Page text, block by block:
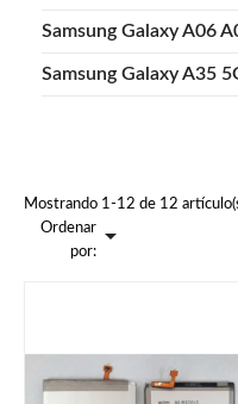
Samsung Galaxy A06
Samsung Galaxy A35
Mostrando 1-12 de 12
Ordenar
por:
